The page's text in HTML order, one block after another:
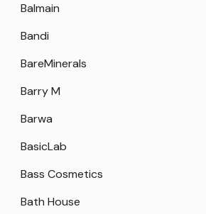
Balmain
Bandi
BareMinerals
Barry M
Barwa
BasicLab
Bass Cosmetics
Bath House